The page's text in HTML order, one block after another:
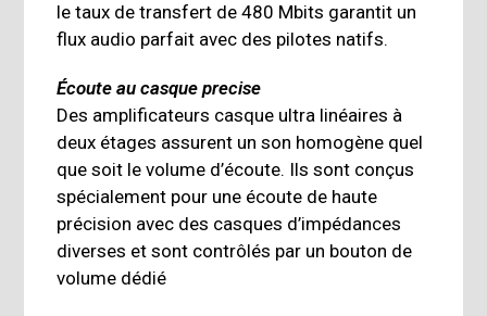
le taux de transfert de 480 Mbits garantit un
flux audio parfait avec des pilotes natifs.
Écoute au casque precise
Des amplificateurs casque ultra linéaires à
deux étages assurent un son homogène quel
que soit le volume d’écoute. Ils sont conçus
spécialement pour une écoute de haute
précision avec des casques d’impédances
diverses et sont contrôlés par un bouton de
volume dédié